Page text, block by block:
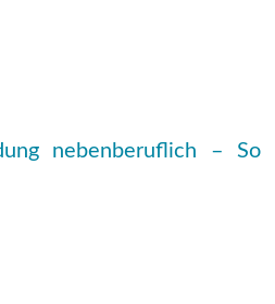
nebenberuflich – So